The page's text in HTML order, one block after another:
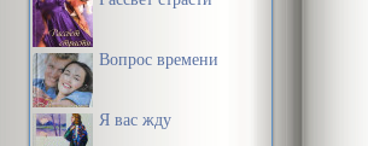
Вопрос времени
Я вас жду